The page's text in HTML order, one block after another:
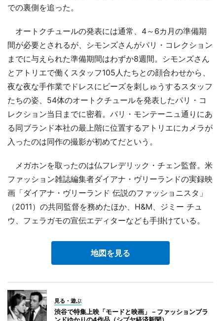
での裏側を追った。
オートクチュールの発表には通常、4～6カ月の準備期
間が必要とされるが、シモンズさんがパリ・コレクション
までに与えられた準備期間はわずか8週間。シモンズさん
とアトリエで働くスタッフ105人たちとの顔合わせから、
夜な夜な手作業でドレスにビーズを刺しゅうするスタッフ
たちの姿、54体のオートクチュールを発表したパリ・コ
レクション当日までに密着。パリ・モンテーニュ通りにあ
る同ブランド本社の最上階に位置するアトリエにカメラが
入ったのは同作の撮影が初めてだという。
メガホンを取ったのは仏フレデリック・チェン監督。米
ファッション雑誌編集者ダイアナ・ヴリーランドの実録映
画「ダイアナ・ヴリーランド 伝説のファッショニスタ」
（2011）の共同監督を務めたほか、H&M、ジミー チュ
ウ、フェラガモの宣伝エディターなども手掛けている。
地図を見る
見る・遊ぶ
渋谷で特集上映「モードと映画」－ファッションブラ
ンドゆかりの4作品（シブヤ経済新聞）